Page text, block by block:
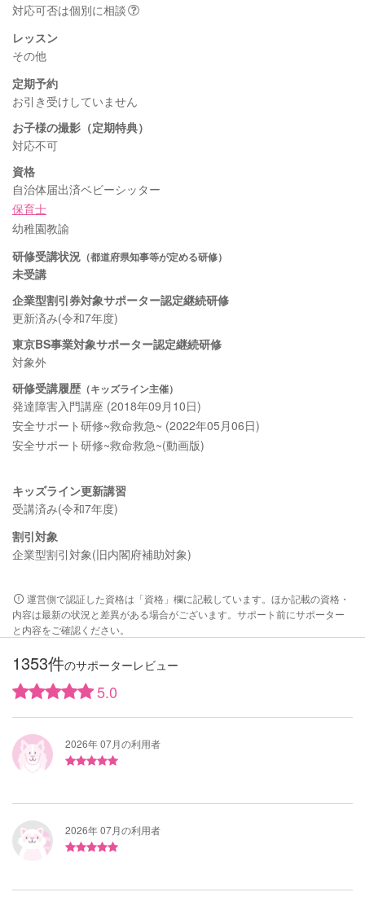
対応可否は個別に相談
レッスン
その他
定期予約
お引き受けしていません
お子様の撮影（定期特典）
対応不可
資格
自治体届出済ベビーシッター
保育士
幼稚園教諭
研修受講状況 （都道府県知事等が定める研修）
未受講
企業型割引券対象サポーター認定継続研修
更新済み(令和7年度)
東京BS事業対象サポーター認定継続研修
対象外
研修受講履歴 （キッズライン主催）
発達障害入門講座 (2018年09月10日)
安全サポート研修~救命救急~ (2022年05月06日)
安全サポート研修~救命救急~(動画版)
キッズライン更新講習
受講済み(令和7年度)
割引対象
企業型割引対象(旧内閣府補助対象)
運営側で認証した資格は「資格」欄に記載しています。ほか記載の資格・
内容は最新の状況と差異がある場合がございます。サポート前にサポーター
と内容をご確認ください。
1353件のサポーターレビュー
5.0
2026年 07月の利用者
2026年 07月の利用者